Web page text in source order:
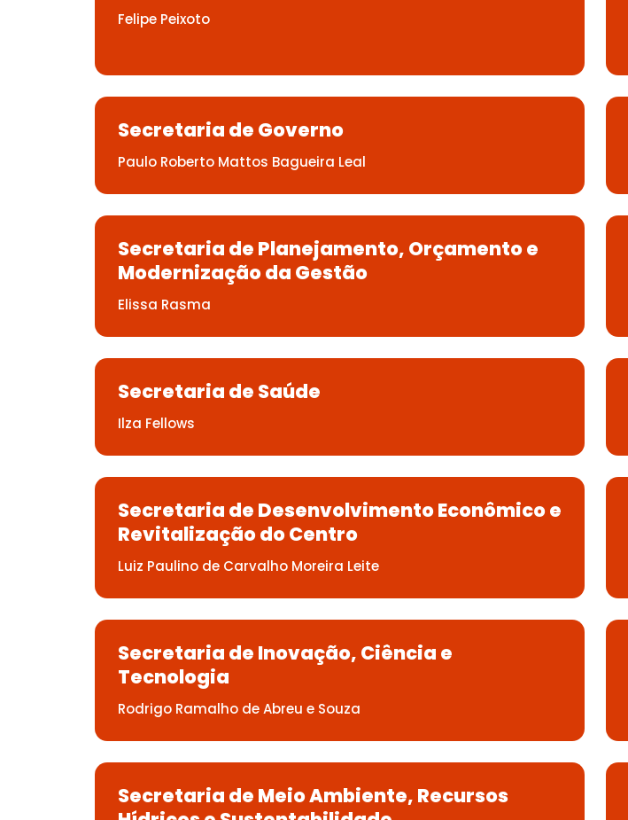
Felipe Peixoto
Secretaria de Governo
Paulo Roberto Mattos Bagueira Leal
Secretaria de Planejamento, Orçamento e
Modernização da Gestão
Elissa Rasma
Secretaria de Saúde
Ilza Fellows
Secretaria de Desenvolvimento Econômico e
Revitalização do Centro
Luiz Paulino de Carvalho Moreira Leite
Secretaria de Inovação, Ciência e
Tecnologia
Rodrigo Ramalho de Abreu e Souza
Secretaria de Meio Ambiente, Recursos